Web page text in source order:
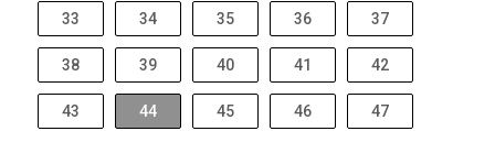
33 34 35 36 37
38 39 40 41 42
43 44 45 46 47